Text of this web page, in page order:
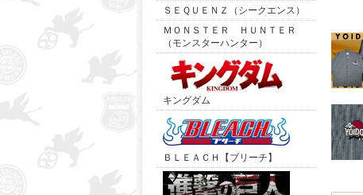
ＳＥＱＵＥＮＺ（シークエンス）
ＭＯＮＳＴＥＲ ＨＵＮＴＥＲ
（モンスターハンター）
キングダム
ＢＬＥＡＣＨ【ブリーチ】